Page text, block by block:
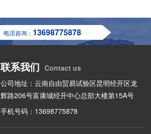
电话咨询： 13698775878
联系我们 Contact us
公司地址：云南自由贸易试验区昆明经开区龙
辉路206号富康城经开中心总部大楼第15A号
手机号码：13698775878